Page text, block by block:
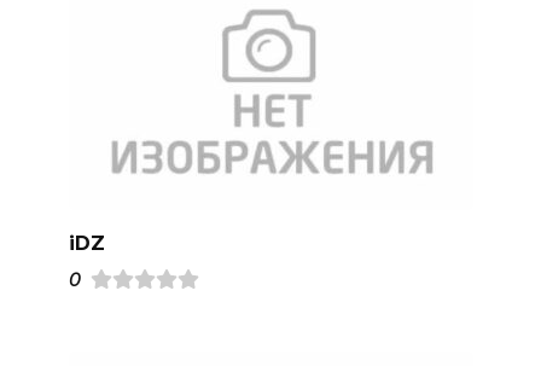
iDZ
0